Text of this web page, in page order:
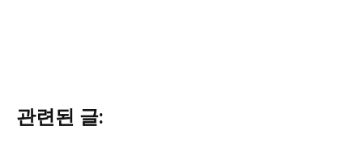
관련된 글: